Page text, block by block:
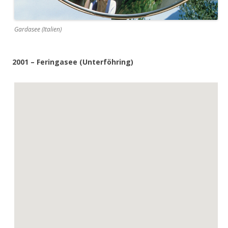
Gardasee (Italien)
2001 – Feringasee (Unterföhring)